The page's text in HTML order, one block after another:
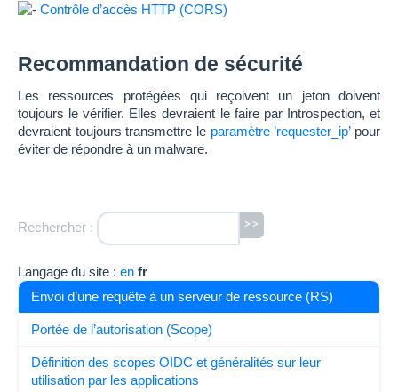
Contrôle d’accès HTTP (CORS)
Recommandation de sécurité
Les ressources protégées qui reçoivent un jeton doivent
toujours le vérifier. Elles devraient le faire par Introspection, et
devraient toujours transmettre le paramètre ’requester_ip’pour
éviter de répondre à un malware.
Rechercher : >>
Langage du site : en fr
Envoi d’une requête à un serveur de ressource (RS)
Portée de l’autorisation (Scope)
Définition des scopes OIDC et généralités sur leur
utilisation par les applications